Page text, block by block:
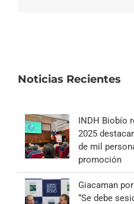
Noticias Recientes
INDH Biobío
2025
de mil
promoción
Giacaman
“Se debe